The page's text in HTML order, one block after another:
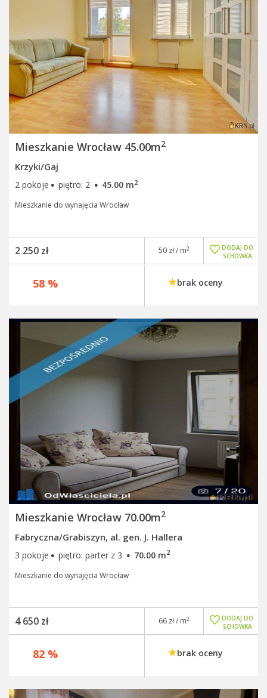
Mieszkanie Wrocław 45.00m2
Krzyki/Gaj
2 pokoje · piętro: 2 · 45.00 m2
Mieszkanie do wynajęcia Wrocław
2 250 zł
DODAJ DO
SCHOWKA
50 zł / m2
58 % brak oceny
Mieszkanie Wrocław 70.00m2
Fabryczna/Grabiszyn, al. gen. J. Hallera
3 pokoje · piętro: parter z 3 · 70.00 m2
Mieszkanie do wynajęcia Wrocław
4 650 zł
DODAJ DO
SCHOWKA
66 zł / m2
82 % brak oceny